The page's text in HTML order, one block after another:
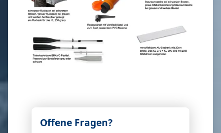
Offene Fragen?